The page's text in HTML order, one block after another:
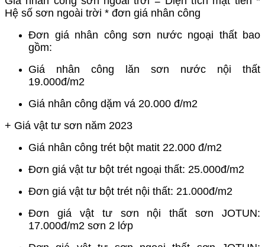
Hệ số sơn ngoài trời * đơn giá nhân công
Đơn giá nhân công sơn nước ngoại thất bao
gồm:
Giá nhân công lăn sơn nước nội thất
19.000đ/m2
Giá nhân công dặm vá 20.000 đ/m2
+ Giá vật tư sơn năm 2023
Giá nhân công trét bột matit 22.000 đ/m2
Đơn giá vật tư bột trét ngoại thất: 25.000đ/m2
Đơn giá vật tư bột trét nội thất: 21.000đ/m2
Đơn giá vật tư sơn nội thất sơn JOTUN:
17.000đ/m2 sơn 2 lớp